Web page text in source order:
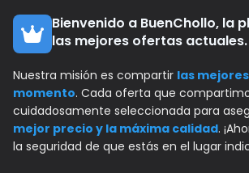
Bienvenido a BuenChollo, la
las mejores ofertas actuales.
Nuestra misión es compartir las
momento. Cada oferta que
cuidadosamente seleccionada para
mejor precio y la máxima calidad.
la seguridad de que estás en el lugar